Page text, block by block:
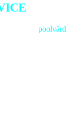
poolvård